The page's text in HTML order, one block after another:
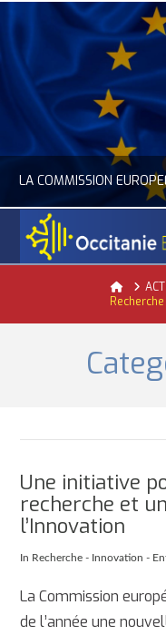
ACTUALITÉ DE L'UNION EUROPÉENNE,
Home
Une initiative
recherche et
l’Innovation
In Recherche - Innovation -
La Commission
de l’année une